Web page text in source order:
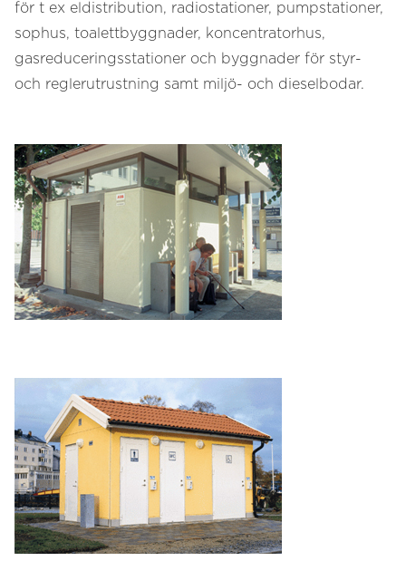
för t ex eldistribution, radiostationer, pumpstationer,
sophus, toalettbyggnader, koncentratorhus,
gasreduceringsstationer och byggnader för styr-
och reglerutrustning samt miljö- och dieselbodar.